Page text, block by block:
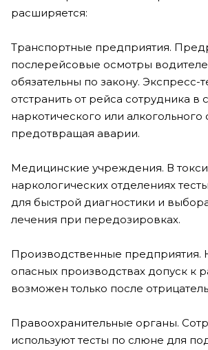
расширяется:
Транспортные предприятия.
послерейсовые осмотры
обязательны по закону. Экспресс-
отстранить от рейса сотрудника в
наркотического или алкогольного
предотвращая аварии.
Медицинские учреждения. В
наркологических отделениях
для быстрой диагностики и
лечения при передозировках.
Производственные предприятия.
опасных производствах допуск к
возможен только после
Правоохранительные органы.
используют тесты по слюне для